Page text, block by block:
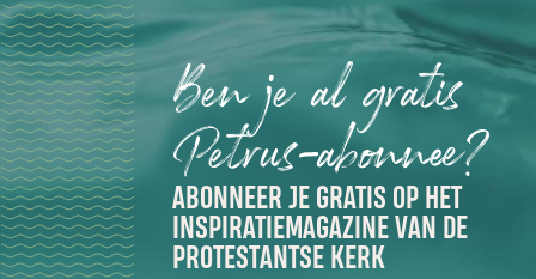
Ben je al gratis
Petrus-abonnee?
ABONNEER JE GRATIS OP HET
INSPIRATIEMAGAZINE VAN DE
PROTESTANTSE KERK